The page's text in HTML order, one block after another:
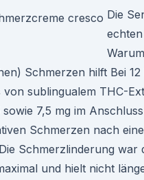
Die
Schmerzen hilft Bei
von sublingualem THC-
7,5 mg im
Schmerzen nach
Schmerzlinderung war
und hielt nicht